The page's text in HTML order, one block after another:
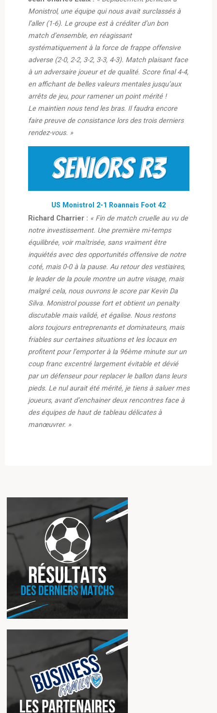
Monistrol, une équipe qui nous avait surclassés à
l’aller (1-6). Le groupe est à créditer d’un bon
match d’ensemble, en réagissant
systématiquement à la force de frappe offensive
adverse (2-0, 2-2, 3-2, 3-3, 4-3). Match plaisant face
à un adversaire joueur et de qualité. Score final 4-4,
en affichant de belles valeurs mentales jusqu’aux
arrêts de jeu, pour ramener un point mérité !
Le maintien nous tend les bras. Il faudra encore
faire preuve de consistance lors des trois derniers
rendez-vous. »
US Monistrol 2-1 Roannais Foot 42
Richard Charrier : « Fin de match cruelle au vu de
notre investissement. Une première mi-temps
équilibrée, voir maîtrisée, sans vraiment être
inquiétés avec des opportunités offensive de notre
coté, mais 0-0 à la pause. Au retour des vestiaires,
le leader de la poule montre un autre visage, mais
malgré cela, nous ouvrons le score par Kevin Da
Silva. Monistrol pousse fort et obtient un penalty
discutable mais validé, et égalise. Nous restons
alors toujours entreprenants et dominateurs, mais
friables sur certaines situations et les locaux en
profitent pour l’emporter à la 96ème minute sur un
coup franc excentré largement évitable et dévié
par un défenseur pour replacer le ballon dans leurs
pieds. Le nul aurait été mérité, je tiens à saluer mes
joueurs, avant d’enchainer deux rencontres face à
des équipes de haut de tableau délicates à
manœuvrer. »